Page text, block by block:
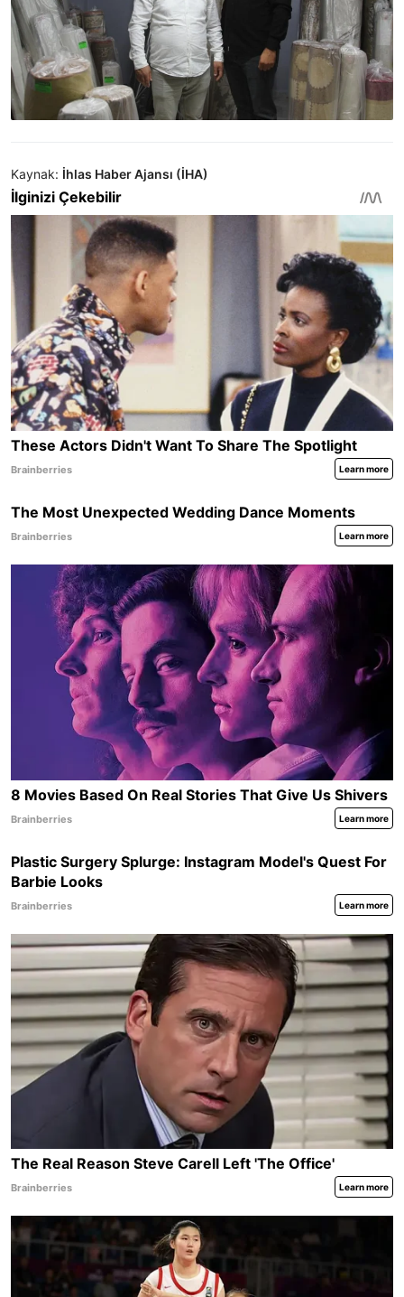
Kaynak: İhlas Haber Ajansı (İHA)